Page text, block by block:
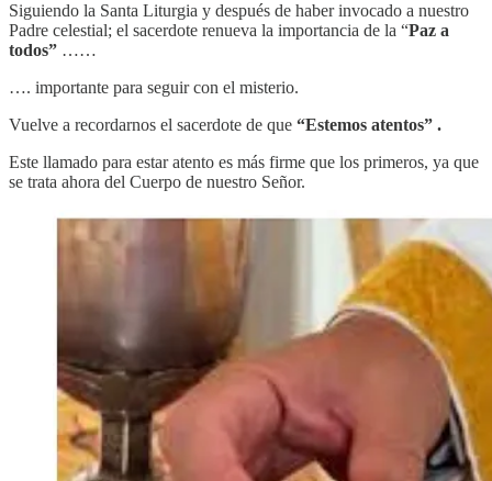
Siguiendo la Santa Liturgia y después de haber invocado a nuestro
Padre celestial; el sacerdote renueva la importancia de la “Paz a
todos” ……
…. importante para seguir con el misterio.
Vuelve a recordarnos el sacerdote de que “Estemos atentos” .
Este llamado para estar atento es más firme que los primeros, ya que
se trata ahora del Cuerpo de nuestro Señor.